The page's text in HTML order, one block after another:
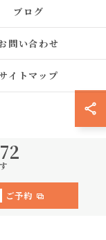
ご予約
ブログ
問い合わせ
イトマップ
笹店 ALL RIGHTS